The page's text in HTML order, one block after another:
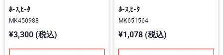
ﾎ-ｽ,ﾋ-ﾀ
MK450988
¥3,300 (税込)
ﾎ-ｽ,ﾋ-ﾀ
MK651564
¥1,078 (税込)